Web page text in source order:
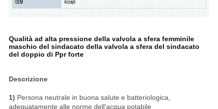
Qualità ad alta pressione della valvola a sfera femminile
maschio del sindacato della valvola a sfera del sindacato
del doppio di Ppr forte
Descrizione
1) Persona neutrale in buona salute e batteriologica,
adeguatamente alle norme dell'acqua potabile